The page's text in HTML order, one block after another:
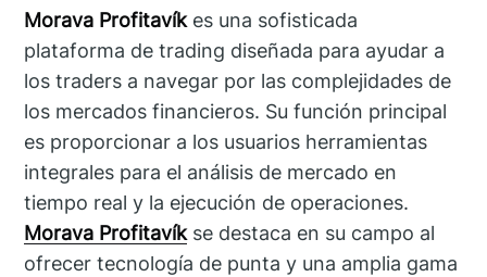
Morava Profitavíkes una sofisticada
plataforma de trading diseñada para ayudar a
los traders a navegar por las complejidades de
los mercados financieros. Su función principal
es proporcionar a los usuarios herramientas
integrales para el análisis de mercado en
tiempo real y la ejecución de operaciones.
Morava Profitavíkse destaca en su campo al
ofrecer tecnología de punta y una amplia gama